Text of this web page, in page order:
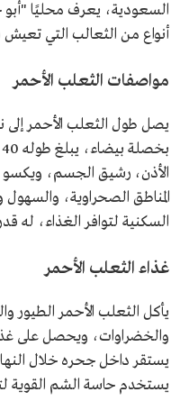
السعودية، يعرف محليًا
أنواع من الثعالب التي
مواصفات الثعلب الأحمر
يصل طول الثعلب الأحمر إلى
الأذن، رشيق الجسم،
المناطق الصحراوية،
السكنية لتوافر الغذاء، له
غذاء الثعلب الأحمر
يأكل الثعلب الأحمر الطيور
والخضراوات، ويحصل على
يستقر داخل جحره خلال
يستخدم حاسة الشم القوية